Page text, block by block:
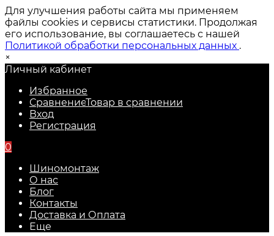
Для улучшения работы сайта мы применяем
файлы cookies и сервисы статистики. Продолжая
его использование, вы соглашаетесь с нашей
Политикой обработки персональных данных .
×
Личный кабинет
Избранное
СравнениеТовар в сравнении
Вход
Регистрация
0
Шиномонтаж
О нас
Блог
Контакты
Доставка и Оплата
Еще